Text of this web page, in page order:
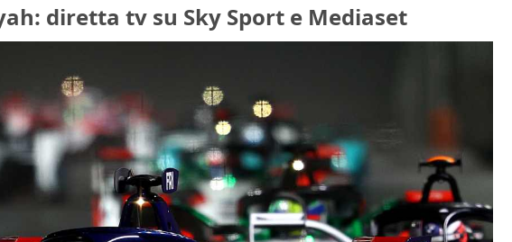
diretta tv su Sky Sport e Mediaset